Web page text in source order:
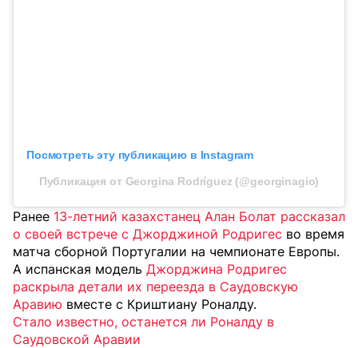
Посмотреть эту публикацию в Instagram
Публикация от Georgina Rodríguez (@georginagio)
Ранее 13-летний казахстанец Алан Болат рассказал
о своей встрече с Джорджиной Родригес во время
матча сборной Португалии на чемпионате Европы.
А испанская модель Джорджина Родригес
раскрыла детали их переезда в Саудовскую
Аравию вместе с Криштиану Роналду.
Стало известно, останется ли Роналду в
Саудовской Аравии